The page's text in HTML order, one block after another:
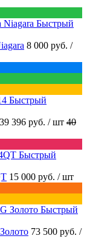
Быстрый
8 000 руб. /
Быстрый
39 396 руб. / шт 40
Быстрый
15 000 руб. / шт
Быстрый
73 500 руб. /